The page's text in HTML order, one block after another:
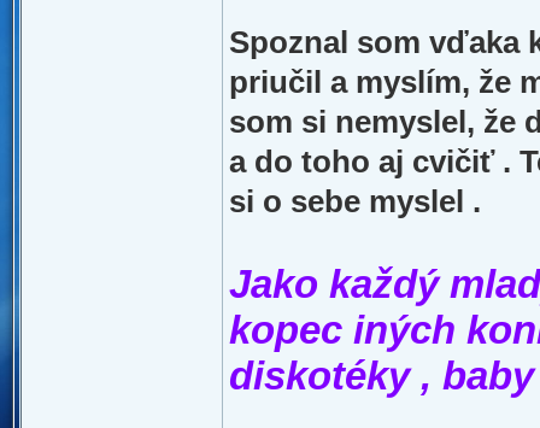
Spoznal som vďaka
priučil a myslím, že
som si nemyslel, že
a do toho aj cvičiť .
si o sebe myslel .
Jako každý
kopec iných
diskotéky ,